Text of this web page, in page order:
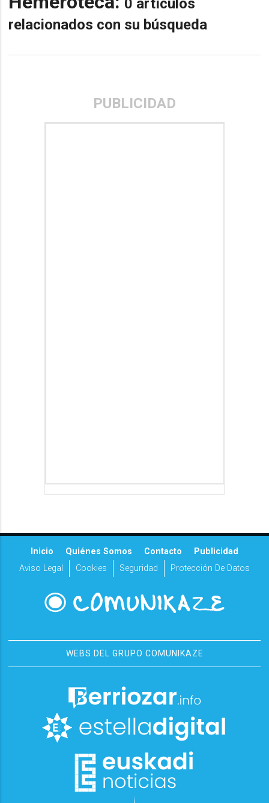
0 artículos
relacionados con su búsqueda
PUBLICIDAD
Inicio Quiénes Somos Contacto
Publicidad
Aviso Legal
Cookies Seguridad Protección De Datos
WEBS DEL GRUPO COMUNIKAZE